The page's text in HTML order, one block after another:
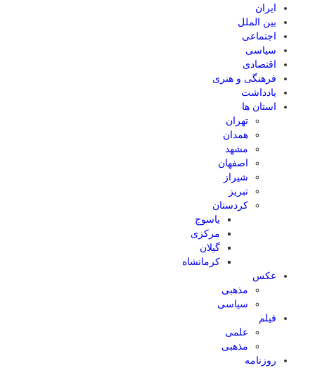
ایران
بین الملل
اجتماعی
سیاسی
اقتصادی
فرهنگی و هنری
یادداشت
استان ها
تهران
همدان
مشهد
اصفهان
شیراز
تبریز
کردستان
یاسوج
مرکزی
گیلان
کرمانشاه
عکس
مذهبی
سیاسی
فیلم
علمی
مذهبی
روزنامه